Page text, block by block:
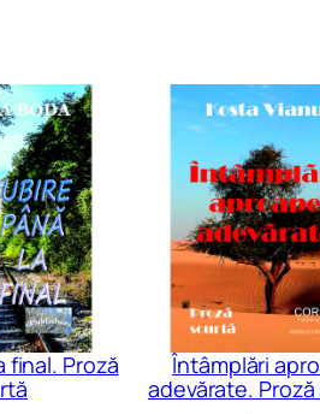
final. Proză
Întâmplări
adevărate.